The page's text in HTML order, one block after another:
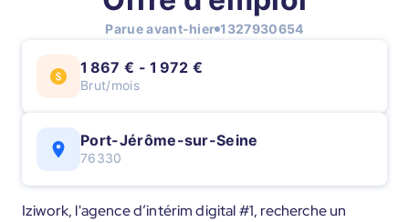
Parue avant-hier 1327930654
1 867 € - 1 972 €
Brut/mois
Port-Jérôme-sur-Seine
76330
Iziwork, l'agence d’intérim digital #1, recherche un